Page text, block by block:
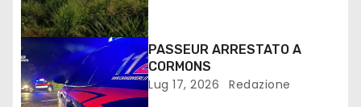
PASSEUR ARRESTATO A
CORMONS
Lug 17, 2026 Redazione